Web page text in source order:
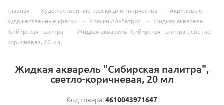
Главная - Художественные краски для творчества -
Акриловые
художественные краски
- Краски Альбатрос -
Жидкая акварель
'Сибирская палитра'
-
Жидкая акварель "Сибирская палитра", светло-
коричневая, 20 мл
Жидкая акварель "Сибирская палитра",
светло-коричневая, 20 мл
Код товара:4610043971647